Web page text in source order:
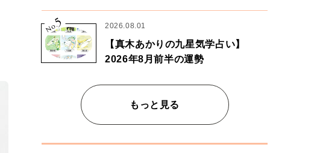
ワー麺
No.
5 2026.08.01
【真木あかりの九星気学占い】
2026年8月前半の運勢
もっと見る